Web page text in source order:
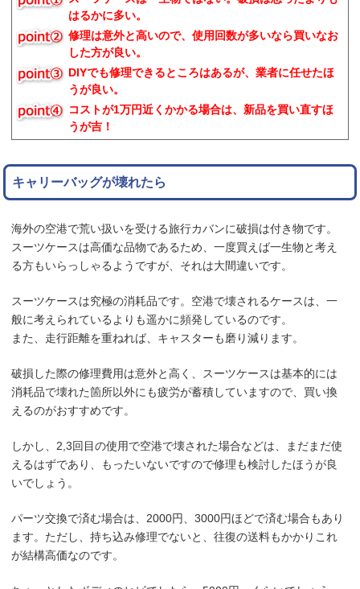
はるかに多い。
修理は意外と高いので、使用回数が多いなら買いなお
した方が良い。
DIYでも修理できるところはあるが、業者に任せたほ
うが良い。
コストが1万円近くかかる場合は、新品を買い直すほ
うが吉！
キャリーバッグが壊れたら
海外の空港で荒い扱いを受ける旅行カバンに破損は付き物です。
スーツケースは高価な品物であるため、一度買えば一生物と考え
る方もいらっしゃるようですが、それは大間違いです。
スーツケースは究極の消耗品です。空港で壊されるケースは、一
般に考えられているよりも遥かに頻発しているのです。
また、走行距離を重ねれば、キャスターも磨り減ります。
破損した際の修理費用は意外と高く、スーツケースは基本的には
消耗品で壊れた箇所以外にも疲労が蓄積していますので、買い換
えるのがおすすめです。
しかし、2,3回目の使用で空港で壊された場合などは、まだまだ使
えるはずであり、もったいないですので修理も検討したほうが良
いでしょう。
パーツ交換で済む場合は、2000円、3000円ほどで済む場合もあり
ます。ただし、持ち込み修理でないと、往復の送料もかかりこれ
が結構高価なのです。